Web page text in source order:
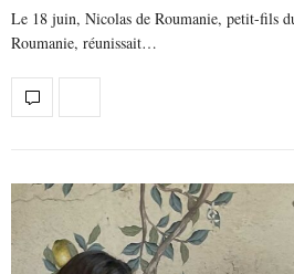
Le 18 juin, Nicolas de Roumanie, petit-fils
Roumanie, réunissait…